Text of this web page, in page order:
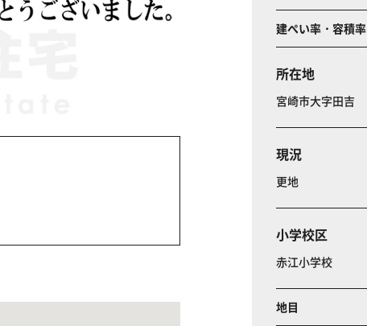
建ぺい率・容積率
所在地
宮崎市大字田吉
現況
更地
小学校区
赤江小学校
地目